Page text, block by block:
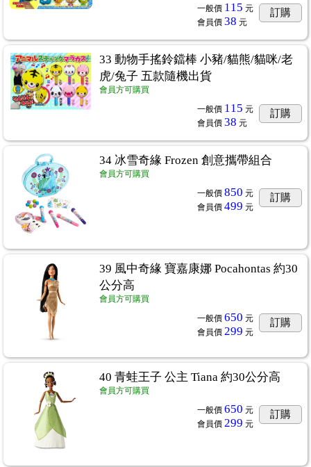
文具...5
保暖布口罩套 可自行換濾芯
圍脖圍 - 日本製布料 x 台灣師傅手作 ...44
休閒鞋 Jackson 黑色款
貓耳朵髮箍
一般價 115 元
會員價 38 元
訂購
33 動物手搖鈴鐺棒 小豬/貓熊/貓咪/老
虎/兔子 五款隨機出貨
會員方可購買
一般價 115 元
會員價 38 元
訂購
34 冰雪奇緣 Frozen 創意攜帶組合
會員方可購買
一般價 850 元
會員價 499 元
訂購
39 風中奇緣 寶嘉康娜 Pocahontas 約30
公分高
會員方可購買
一般價 650 元
會員價 299 元
訂購
40 青蛙王子 公主 Tiana 約30公分高
會員方可購買
一般價 650 元
會員價 299 元
訂購